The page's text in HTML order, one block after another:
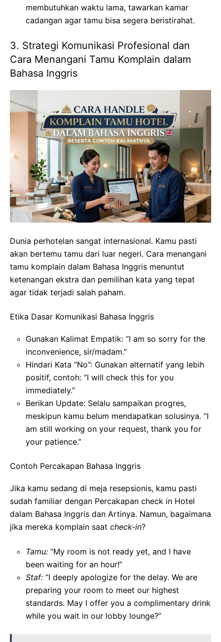
membutuhkan waktu lama, tawarkan kamar
cadangan agar tamu bisa segera beristirahat.
3. Strategi Komunikasi Profesional dan
Cara Menangani Tamu Komplain dalam
Bahasa Inggris
Dunia perhotelan sangat internasional. Kamu pasti
akan bertemu tamu dari luar negeri. Cara menangani
tamu komplain dalam Bahasa Inggris menuntut
ketenangan ekstra dan pemilihan kata yang tepat
agar tidak terjadi salah paham.
Etika Dasar Komunikasi Bahasa Inggris
Gunakan Kalimat Empatik: “I am so sorry for the
inconvenience, sir/madam.”
Hindari Kata “No”: Gunakan alternatif yang lebih
positif, contoh: “I will check this for you
immediately.”
Berikan Update: Selalu sampaikan progres,
meskipun kamu belum mendapatkan solusinya. “I
am still working on your request, thank you for
your patience.”
Contoh Percakapan Bahasa Inggris
Jika kamu sedang di meja resepsionis, kamu pasti
sudah familiar dengan Percakapan check in Hotel
dalam Bahasa Inggris dan Artinya. Namun, bagaimana
jika mereka komplain saat check-in?
Tamu: “My room is not ready yet, and I have
been waiting for an hour!”
Staf: “I deeply apologize for the delay. We are
preparing your room to meet our highest
standards. May I offer you a complimentary drink
while you wait in our lobby lounge?”